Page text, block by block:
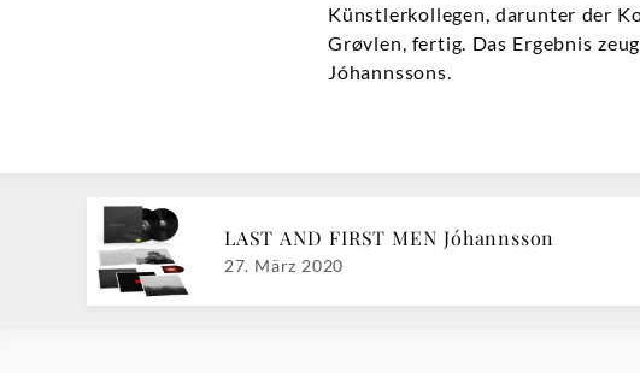
Künstlerkollegen, darunter der
Grøvlen, fertig. Das Ergebnis
Jóhannssons.
LAST AND FIRST MEN Jóhannsson
27. März 2020